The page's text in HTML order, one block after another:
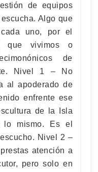
de equipos
Algo que
uno, por el
que vivimos o
de
Nivel 1 – No
al apoderado de
enfrente ese
de la Isla
lo mismo. Es el
Nivel 2 –
atención a
pero solo en